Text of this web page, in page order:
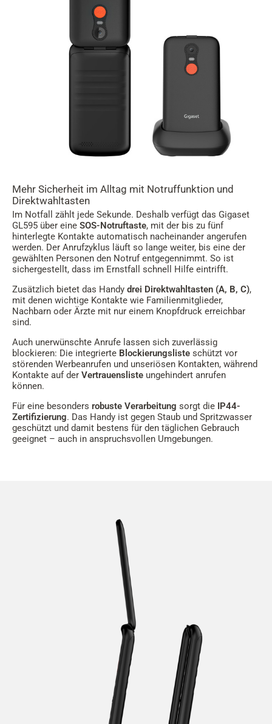
Mehr Sicherheit im Alltag mit Notruffunktion und
Direktwahltasten
Im Notfall zählt jede Sekunde. Deshalb verfügt das Gigaset
GL595 über eine SOS-Notruftaste, mit der bis zu fünf
hinterlegte Kontakte automatisch nacheinander angerufen
werden. Der Anrufzyklus läuft so lange weiter, bis eine der
gewählten Personen den Notruf entgegennimmt. So ist
sichergestellt, dass im Ernstfall schnell Hilfe eintrifft.
Zusätzlich bietet das Handy drei Direktwahltasten (A, B, C),
mit denen wichtige Kontakte wie Familienmitglieder,
Nachbarn oder Ärzte mit nur einem Knopfdruck erreichbar
sind.
Auch unerwünschte Anrufe lassen sich zuverlässig
blockieren: Die integrierte Blockierungsliste schützt vor
störenden Werbeanrufen und unseriösen Kontakten, während
Kontakte auf der Vertrauensliste ungehindert anrufen
können.
Für eine besonders robuste Verarbeitung sorgt die IP44-
Zertifizierung. Das Handy ist gegen Staub und Spritzwasser
geschützt und damit bestens für den täglichen Gebrauch
geeignet – auch in anspruchsvollen Umgebungen.